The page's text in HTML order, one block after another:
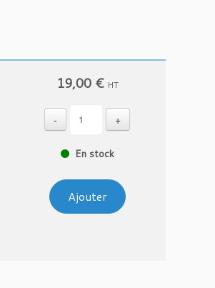
19,00 € HT
- +
En stock
Ajouter